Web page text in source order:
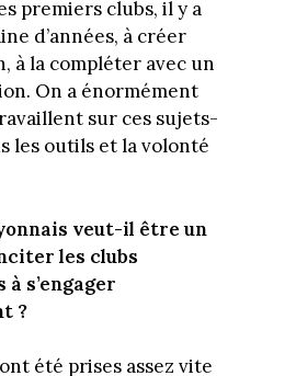
premiers clubs, il y a
d’années, à créer
à la compléter avec un
On a énormément
sur ces sujets-
les outils et la volonté
veut-il être un
les clubs
s’engager
?
été prises assez vite